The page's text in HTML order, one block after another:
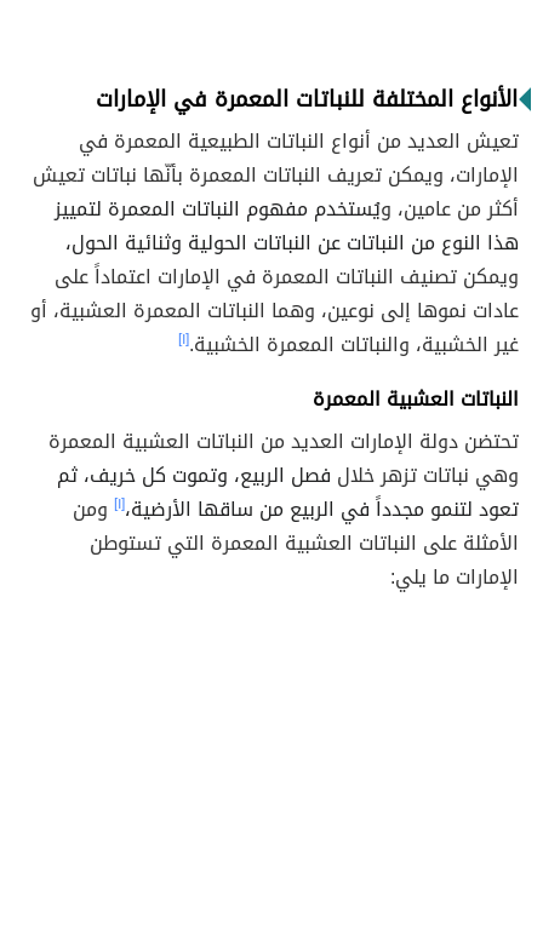
الأنواع المختلفة للنباتات المعمرة في الإمارات
تعيش العديد من أنواع النباتات الطبيعية المعمرة في
الإمارات، ويمكن تعريف النباتات المعمرة بأنّها نباتات تعيش
أكثر من عامين، ويُستخدم مفهوم النباتات المعمرة لتمييز
هذا النوع من النباتات عن النباتات الحولية وثنائية الحول،
ويمكن تصنيف النباتات المعمرة في الإمارات اعتماداً على
عادات نموها إلى نوعين، وهما النباتات المعمرة العشبية، أو
غير الخشبية، والنباتات المعمرة الخشبية.[١]
النباتات العشبية المعمرة
تحتضن دولة الإمارات العديد من النباتات العشبية المعمرة
وهي نباتات تزهر خلال فصل الربيع، وتموت كل خريف، ثم
تعود لتنمو مجدداََ في الربيع من ساقها الأرضية،[١] ومن
الأمثلة على النباتات العشبية المعمرة التي تستوطن
الإمارات ما يلي: